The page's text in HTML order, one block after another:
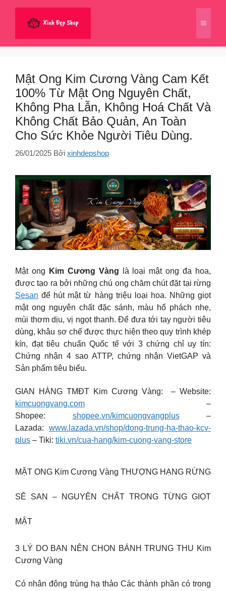
dung
Menu
Mật Ong Kim Cương Vàng Cam Kết
100% Từ Mật Ong Nguyên Chất,
Không Pha Lẫn, Không Hoá Chất Và
Không Chất Bảo Quản, An Toàn
Cho Sức Khỏe Người Tiêu Dùng.
26/01/2025 Bởi xinhdepshop
Mật ong Kim Cương Vàng là loại mật ong đa hoa,
được tạo ra bởi những chú ong chăm chút đặt tại rừng
Sesan để hút mật từ hàng triệu loại hoa. Những giọt
mật ong nguyên chất đặc sánh, màu hổ phách nhẹ,
mùi thơm dịu, vị ngọt thanh. Để đưa tới tay người tiêu
dùng, khâu sơ chế được thực hiện theo quy trình khép
kín, đạt tiêu chuẩn Quốc tế với 3 chứng chỉ uy tín:
Chứng nhận 4 sao ATTP, chứng nhận VietGAP và
Sản phẩm tiêu biểu.
GIAN HÀNG TMĐT Kim Cương Vàng: – Website:
kimcuongvang.com –
Shopee: shopee.vn/kimcuongvangplus–
Lazada: www.lazada.vn/shop/dong-trung-ha-thao-kcv-
plus – Tiki: tiki.vn/cua-hang/kim-cuong-vang-store
MẬT ONG Kim Cương Vàng THƯỢNG HẠNG RỪNG
SÊ SAN – NGUYÊN CHẤT TRONG TỪNG GIỌT
MẬT
3 LÝ DO BẠN NÊN CHỌN BÁNH TRUNG THU Kim
Cương Vàng
Có nhân đông trùng hạ thảo Các thành phần có trong